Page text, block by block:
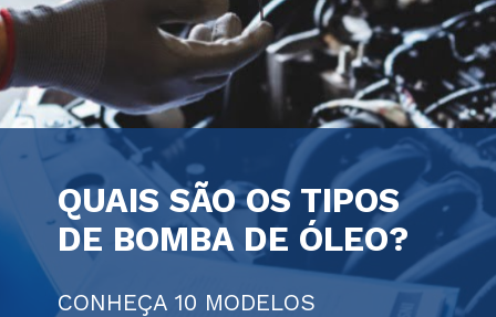
QUAIS SÃO OS TIPOS
DE BOMBA DE ÓLEO?
CONHEÇA 10 MODELOS